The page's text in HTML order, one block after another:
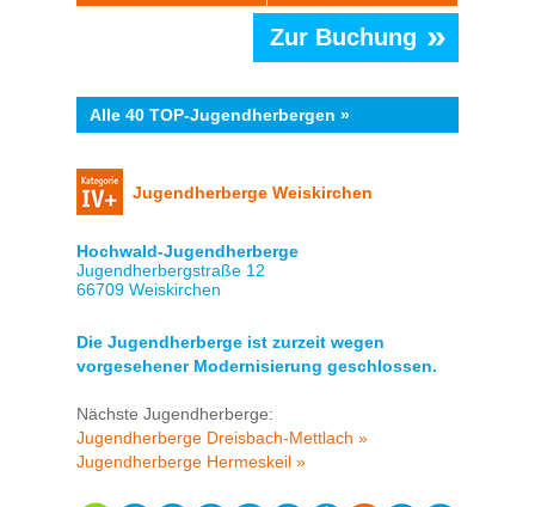
Zur Buchung »
Alle 40 TOP-Jugendherbergen »
Jugendherberge Weiskirchen
Hochwald-Jugendherberge
Jugendherbergstraße 12
66709 Weiskirchen
Die Jugendherberge ist zurzeit wegen
vorgesehener Modernisierung geschlossen.
Nächste Jugendherberge:
Jugendherberge Dreisbach-Mettlach »
Jugendherberge Hermeskeil »